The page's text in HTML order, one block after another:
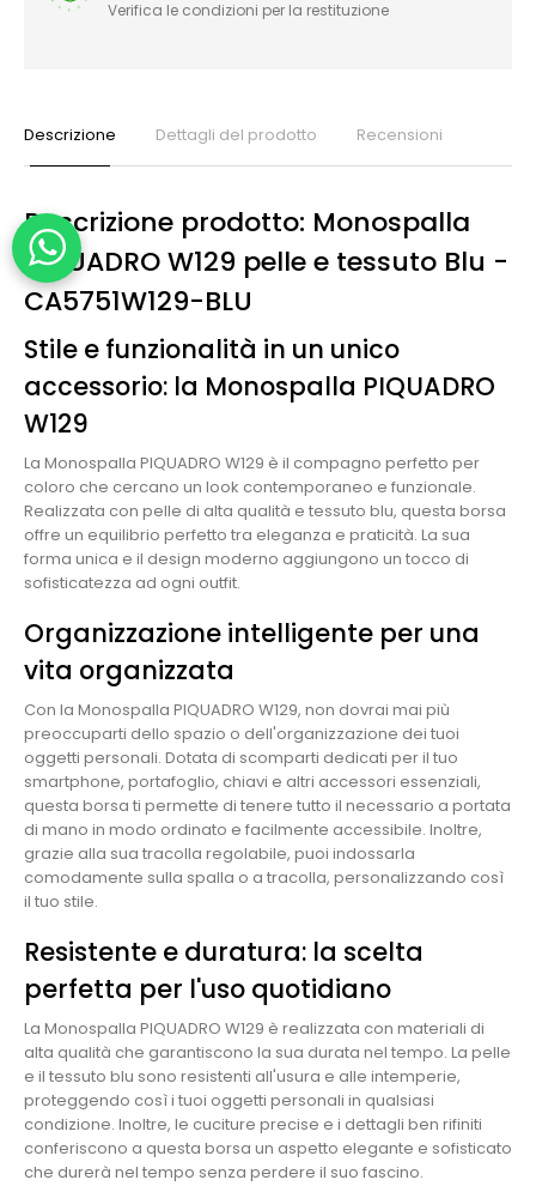
Verifica le condizioni per la restituzione
Descrizione Dettagli del prodotto Recensioni
Descrizione prodotto: Monospalla
PIQUADRO W129 pelle e tessuto Blu -
CA5751W129-BLU
Stile e funzionalità in un unico
accessorio: la Monospalla PIQUADRO
W129
La Monospalla PIQUADRO W129 è il compagno perfetto per
coloro che cercano un look contemporaneo e funzionale.
Realizzata con pelle di alta qualità e tessuto blu, questa borsa
offre un equilibrio perfetto tra eleganza e praticità. La sua
forma unica e il design moderno aggiungono un tocco di
sofisticatezza ad ogni outfit.
Organizzazione intelligente per una
vita organizzata
Con la Monospalla PIQUADRO W129, non dovrai mai più
preoccuparti dello spazio o dell'organizzazione dei tuoi
oggetti personali. Dotata di scomparti dedicati per il tuo
smartphone, portafoglio, chiavi e altri accessori essenziali,
questa borsa ti permette di tenere tutto il necessario a portata
di mano in modo ordinato e facilmente accessibile. Inoltre,
grazie alla sua tracolla regolabile, puoi indossarla
comodamente sulla spalla o a tracolla, personalizzando così
il tuo stile.
Resistente e duratura: la scelta
perfetta per l'uso quotidiano
La Monospalla PIQUADRO W129 è realizzata con materiali di
alta qualità che garantiscono la sua durata nel tempo. La pelle
e il tessuto blu sono resistenti all'usura e alle intemperie,
proteggendo così i tuoi oggetti personali in qualsiasi
condizione. Inoltre, le cuciture precise e i dettagli ben rifiniti
conferiscono a questa borsa un aspetto elegante e sofisticato
che durerà nel tempo senza perdere il suo fascino.